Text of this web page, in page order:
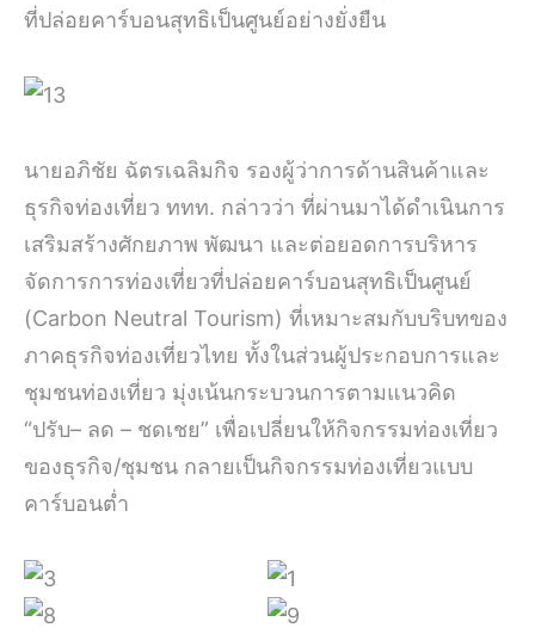
ที่ปล่อยคาร์บอนสุทธิเป็นศูนย์อย่างยั่งยืน
นายอภิชัย ฉัตรเฉลิมกิจ รองผู้ว่าการด้านสินค้าและ
ธุรกิจท่องเที่ยว ททท. กล่าวว่า ที่ผ่านมาได้ดำเนินการ
เสริมสร้างศักยภาพ พัฒนา และต่อยอดการบริหาร
จัดการการท่องเที่ยวที่ปล่อยคาร์บอนสุทธิเป็นศูนย์
(Carbon Neutral Tourism) ที่เหมาะสมกับบริบทของ
ภาคธุรกิจท่องเที่ยวไทย ทั้งในส่วนผู้ประกอบการและ
ชุมชนท่องเที่ยว มุ่งเน้นกระบวนการตามแนวคิด
“ปรับ– ลด – ชดเชย” เพื่อเปลี่ยนให้กิจกรรมท่องเที่ยว
ของธุรกิจ/ชุมชน กลายเป็นกิจกรรมท่องเที่ยวแบบ
คาร์บอนต่ำ